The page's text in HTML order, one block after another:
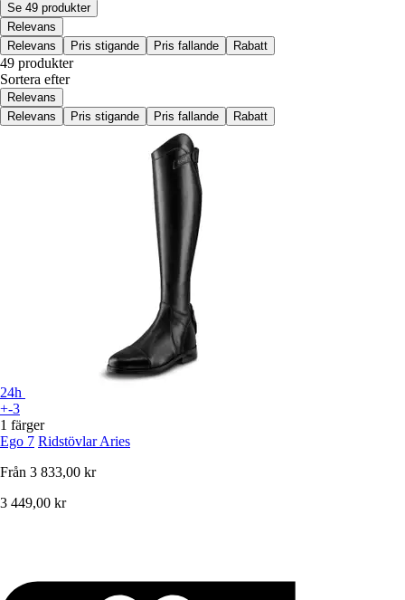
Se 49 produkter
Relevans
Relevans
Pris stigande Pris fallande Rabatt
49 produkter
Sortera efter
Relevans
Relevans
Pris stigande Pris fallande Rabatt
24h
+-3
1 färger
Ego 7 Ridstövlar Aries
Från 3 833,00 kr
3 449,00 kr